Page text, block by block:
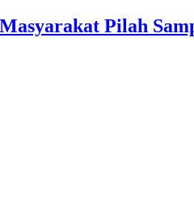
Pilah